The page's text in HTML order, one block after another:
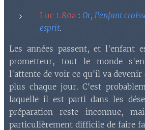
Luc 1.80a : Or, l'enfant
esprit.
Les années passent, et l'enfant
prometteur, tout le monde
l'attente de voir ce qu'il va
plus chaque jour. C'est
laquelle il est parti dans les
préparation reste inconnue,
particulièrement difficile de faire